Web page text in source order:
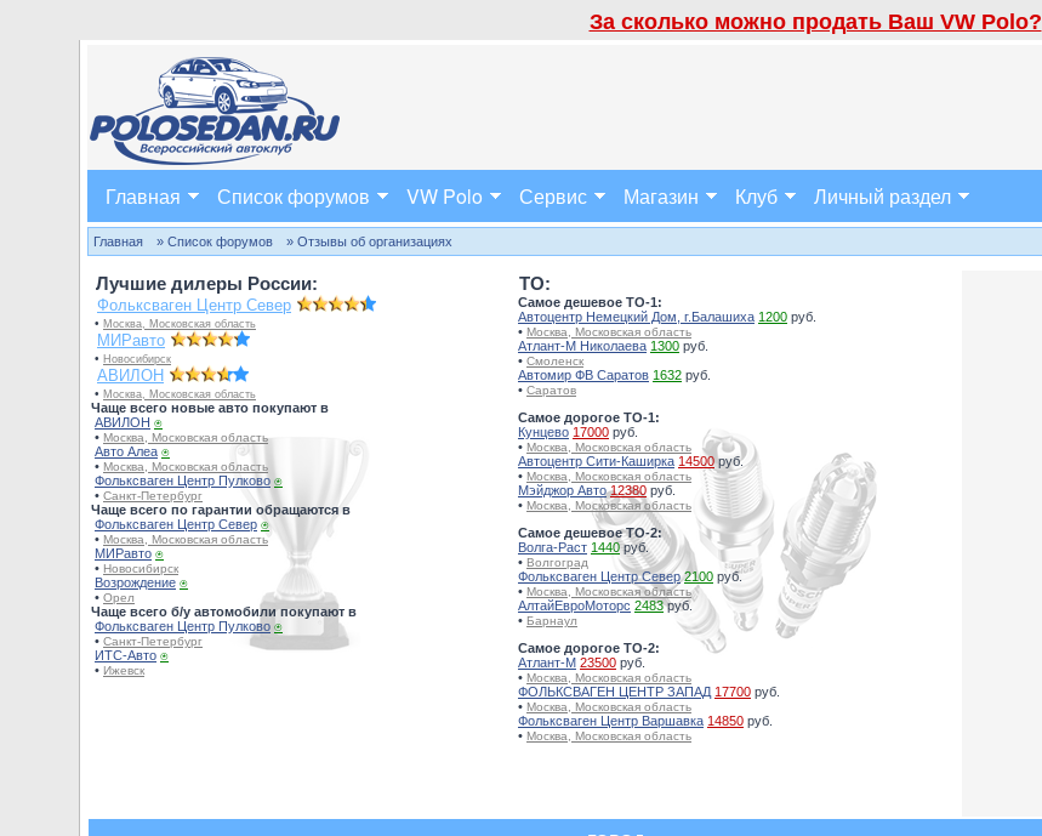
За сколько можно продать Ваш VW Polo?
Главная Список форумов VW Polo Сервис Магазин Клуб Личный раздел
Главная » Список форумов » Отзывы об организациях
Лучшие дилеры России:
Фольксваген Центр Север
• Москва, Московская область
МИРавто
• Новосибирск
АВИЛОН
• Москва, Московская область
Чаще всего новые авто покупают в
АВИЛОН ⍟
• Москва, Московская область
Авто Алеа ⍟
• Москва, Московская область
Фольксваген Центр Пулково ⍟
• Санкт-Петербург
Чаще всего по гарантии обращаются в
Фольксваген Центр Север ⍟
• Москва, Московская область
МИРавто ⍟
• Новосибирск
Возрождение ⍟
• Орел
Чаще всего б/у автомобили покупают в
Фольксваген Центр Пулково ⍟
• Санкт-Петербург
ИТС-Авто ⍟
• Ижевск
TO:
Самое дешевое ТО-1:
Автоцентр Немецкий Дом, г.Балашиха 1200 руб.
• Москва, Московская область
Атлант-М Николаева 1300 руб.
• Смоленск
Автомир ФВ Саратов 1632 руб.
• Саратов
Самое дорогое ТО-1:
Кунцево 17000 руб.
• Москва, Московская область
Автоцентр Сити-Каширка 14500 руб.
• Москва, Московская область
Мэйджор Авто 12380 руб.
• Москва, Московская область
Самое дешевое ТО-2:
Волга-Раст 1440руб.
• Волгоград
Фольксваген Центр Север 2100 руб.
• Москва, Московская область
АлтайЕвроМоторс 2483руб.
• Барнаул
Самое дорогое ТО-2:
Атлант-М 23500 руб.
• Москва, Московская область
ФОЛЬКСВАГЕН ЦЕНТР ЗАПАД 17700 руб.
• Москва, Московская область
Фольксваген Центр Варшавка 14850 руб.
• Москва, Московская область